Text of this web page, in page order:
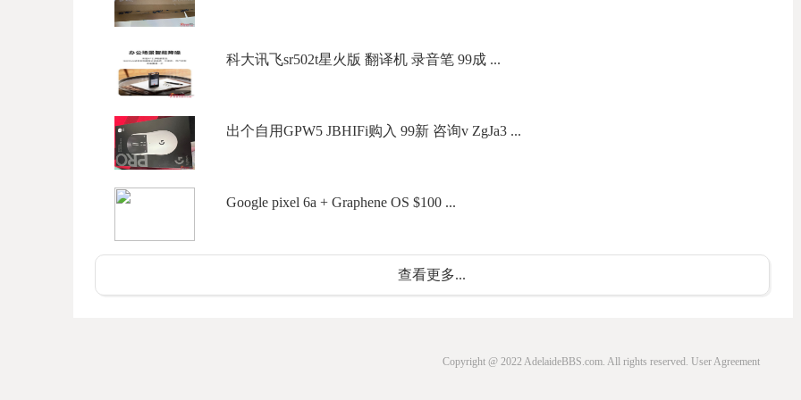
科大讯飞sr502t星火版 翻译机 录音笔 99成 ...
出个自用GPW5 JBHIFi购入 99新 咨询v ZgJa3 ...
Google pixel 6a + Graphene OS $100 ...
查看更多...
Copyright @ 2022 AdelaideBBS.com. All rights reserved. User Agreement